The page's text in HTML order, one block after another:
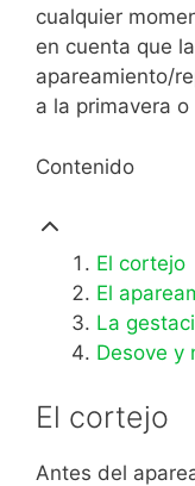
cualquier
en cuenta que
apareamiento/
a la primavera
Contenido
El cortejo
El
La
Desove y
El cortejo
Antes del